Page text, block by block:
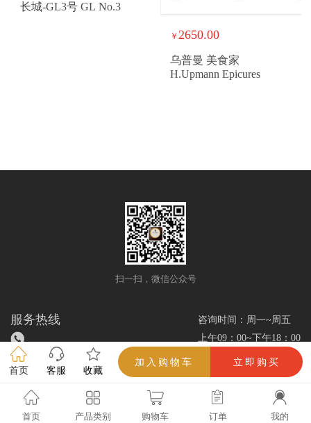
首页 客服 收藏
加入购物车 立即购买
长城-GL3号 GL No.3
￥ 2650.00
乌普曼 美食家
H.Upmann Epicures
扫一扫，微信公众号
服务热线
咨询时间：周一~周五
上午09：00~下午18：00
雪茄优选网/www.xuejieok.com/所有解释权（吸烟有害健康，未成年人禁止吸
烟）
首页 产品类别 购物车 订单 我的